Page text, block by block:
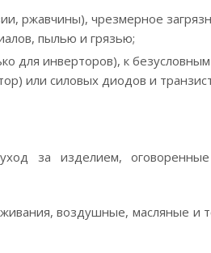
ржавчины), чрезмерное
пылью и грязью;
для инверторов), к
или силовых диодов и
уход за изделием,
воздушные, масляные и